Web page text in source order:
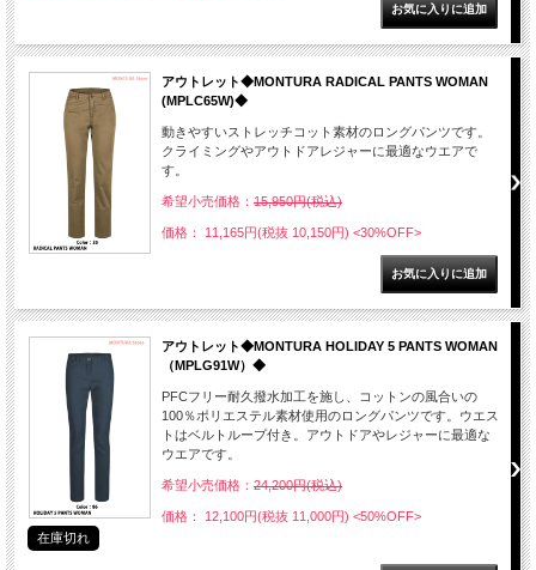
アウトレット◆MONTURA RADICAL PANTS WOMAN
(MPLC65W)◆
動きやすいストレッチコット素材のロングパンツです。
クライミングやアウトドアレジャーに最適なウエアで
す。
希望小売価格： 15,950円(税込)
価格： 11,165円(税抜 10,150円) <30%OFF>
アウトレット◆MONTURA HOLIDAY 5 PANTS WOMAN
（MPLG91W）◆
PFCフリー耐久撥水加工を施し、コットンの風合いの
100％ポリエステル素材使用のロングパンツです。ウエス
トはベルトループ付き。アウトドアやレジャーに最適な
ウエアです。
希望小売価格： 24,200円(税込)
価格： 12,100円(税抜 11,000円) <50%OFF>
在庫切れ